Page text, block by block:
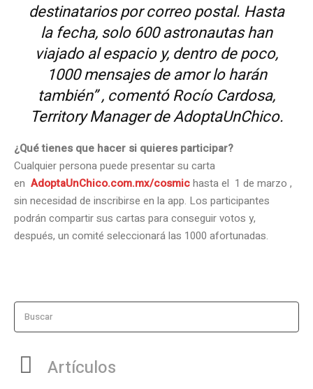
destinatarios por correo postal. Hasta
la fecha, solo 600 astronautas han
viajado al espacio y, dentro de poco,
1000 mensajes de amor lo harán
también”, comentó Rocío Cardosa,
Territory Manager de AdoptaUnChico.
¿Qué tienes que hacer si quieres participar?
Cualquier persona puede presentar su carta
en AdoptaUnChico.com.mx/cosmichasta el 1 de marzo ,
sin necesidad de inscribirse en la app. Los participantes
podrán compartir sus cartas para conseguir votos y,
después, un comité seleccionará las 1000 afortunadas.
Buscar
Artículos